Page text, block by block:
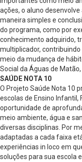
ações, o aluno
maneira simples e
do programa, como por
conhecimento adquirido,
multiplicador,
meio da mudança de
Social da Águas de
SAÚDE NOTA 10
O Projeto Saúde Nota 10
escolas de Ensino Infantil,
oportunidade de
meio ambiente, água e
diversas disciplinas. Por
adaptadas a cada faixa
experiências in loco em
soluções para sua escola